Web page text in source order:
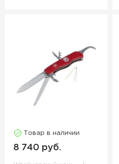
Товар в наличии
8 740 руб.